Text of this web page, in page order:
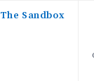
The Sandbox